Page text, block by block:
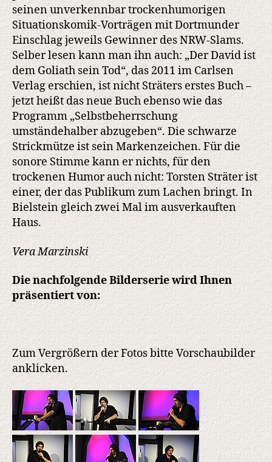
seinen unverkennbar trockenhumorigen
Situationskomik-Vorträgen mit Dortmunder
Einschlag jeweils Gewinner des NRW-Slams.
Selber lesen kann man ihn auch: „Der David ist
dem Goliath sein Tod“, das 2011 im Carlsen
Verlag erschien, ist nicht Sträters erstes Buch –
jetzt heißt das neue Buch ebenso wie das
Programm „Selbstbeherrschung
umständehalber abzugeben“. Die schwarze
Strickmütze ist sein Markenzeichen. Für die
sonore Stimme kann er nichts, für den
trockenen Humor auch nicht: Torsten Sträter ist
einer, der das Publikum zum Lachen bringt. In
Bielstein gleich zwei Mal im ausverkauften
Haus.
Vera Marzinski
Die nachfolgende Bilderserie wird Ihnen
präsentiert von:
Zum Vergrößern der Fotos bitte Vorschaubilder
anklicken.